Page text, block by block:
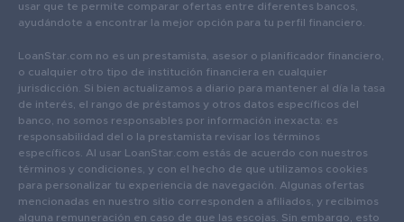
usar que te permite comparar ofertas entre diferentes bancos,
ayudándote a encontrar la mejor opción para tu perfil financiero.
LoanStar.com no es un prestamista, asesor o planificador financiero,
o cualquier otro tipo de institución financiera en cualquier
jurisdicción. Si bien actualizamos a diario para mantener al día la tasa
de interés, el rango de préstamos y otros datos específicos del
banco, no somos responsables por información inexacta: es
responsabilidad del o la prestamista revisar los términos
específicos. Al usar LoanStar.com estás de acuerdo con nuestros
términos y condiciones, y con el hecho de que utilizamos cookies
para personalizar tu experiencia de navegación. Algunas ofertas
mencionadas en nuestro sitio corresponden a afiliados, y recibimos
alguna remuneración en caso de que las escojas. Sin embargo, esto